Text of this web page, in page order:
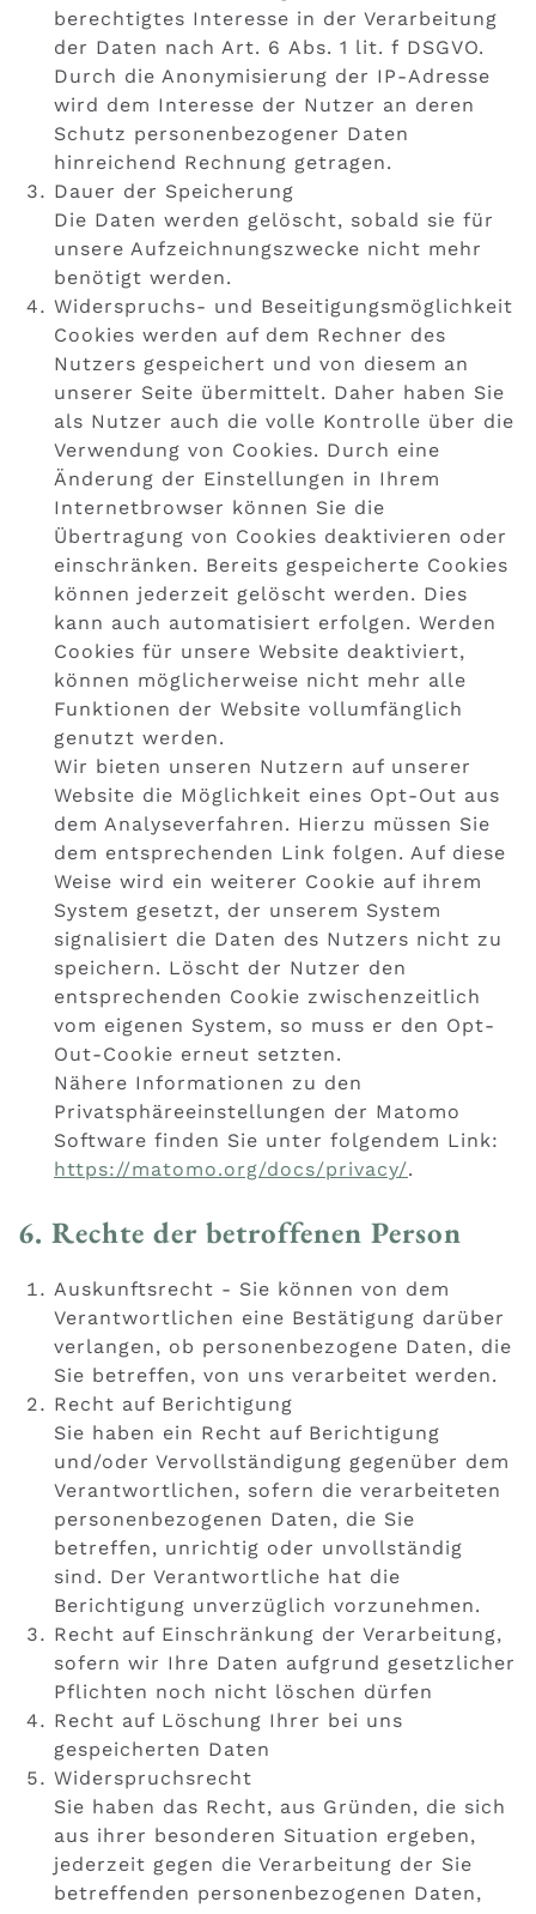
berechtigtes Interesse in der Verarbeitung
der Daten nach Art. 6 Abs. 1 lit. f DSGVO.
Durch die Anonymisierung der IP-Adresse
wird dem Interesse der Nutzer an deren
Schutz personenbezogener Daten
hinreichend Rechnung getragen.
Dauer der Speicherung
Die Daten werden gelöscht, sobald sie für
unsere Aufzeichnungszwecke nicht mehr
benötigt werden.
Widerspruchs- und Beseitigungsmöglichkeit
Cookies werden auf dem Rechner des
Nutzers gespeichert und von diesem an
unserer Seite übermittelt. Daher haben Sie
als Nutzer auch die volle Kontrolle über die
Verwendung von Cookies. Durch eine
Änderung der Einstellungen in Ihrem
Internetbrowser können Sie die
Übertragung von Cookies deaktivieren oder
einschränken. Bereits gespeicherte Cookies
können jederzeit gelöscht werden. Dies
kann auch automatisiert erfolgen. Werden
Cookies für unsere Website deaktiviert,
können möglicherweise nicht mehr alle
Funktionen der Website vollumfänglich
genutzt werden.
Wir bieten unseren Nutzern auf unserer
Website die Möglichkeit eines Opt-Out aus
dem Analyseverfahren. Hierzu müssen Sie
dem entsprechenden Link folgen. Auf diese
Weise wird ein weiterer Cookie auf ihrem
System gesetzt, der unserem System
signalisiert die Daten des Nutzers nicht zu
speichern. Löscht der Nutzer den
entsprechenden Cookie zwischenzeitlich
vom eigenen System, so muss er den Opt-
Out-Cookie erneut setzten.
Nähere Informationen zu den
Privatsphäreeinstellungen der Matomo
Software finden Sie unter folgendem Link:
https://matomo.org/docs/privacy/.
6. Rechte der betroffenen Person
Auskunftsrecht - Sie können von dem
Verantwortlichen eine Bestätigung darüber
verlangen, ob personenbezogene Daten, die
Sie betreffen, von uns verarbeitet werden.
Recht auf Berichtigung
Sie haben ein Recht auf Berichtigung
und/oder Vervollständigung gegenüber dem
Verantwortlichen, sofern die verarbeiteten
personenbezogenen Daten, die Sie
betreffen, unrichtig oder unvollständig
sind. Der Verantwortliche hat die
Berichtigung unverzüglich vorzunehmen.
Recht auf Einschränkung der Verarbeitung,
sofern wir Ihre Daten aufgrund gesetzlicher
Pflichten noch nicht löschen dürfen
Recht auf Löschung Ihrer bei uns
gespeicherten Daten
Widerspruchsrecht
Sie haben das Recht, aus Gründen, die sich
aus ihrer besonderen Situation ergeben,
jederzeit gegen die Verarbeitung der Sie
betreffenden personenbezogenen Daten,